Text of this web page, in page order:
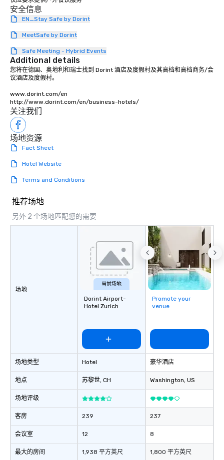
statuses and partner evaluation
protocols are some of the Limos4
flexibility and seamlessness in
安全信息
EN_Stay Safe by Dorint
MeetSafe by Dorint
Safe Meeting - Hybrid Events
Additional details
您将在德国、奥地利和瑞士找到 Dorint 酒店及度假村及其高档和高档商务/会
议酒店及度假村。
www.dorint.com/en
http://www.dorint.com/en/business-hotels/
关注我们
场地资源
Fact Sheet
Hotel Website
Terms and Conditions
推荐场地
另外 2 个场地匹配您的需要
场地
场地类型
地点
场地评级
客房
会议室
最大的房间
当前场地
Dorint Airport-
Hotel Zurich
Hotel
苏黎世, CH
239
12
1,938 平方英尺
Promote your
venue
豪华酒店
Washington, US
237
8
1,800 平方英尺